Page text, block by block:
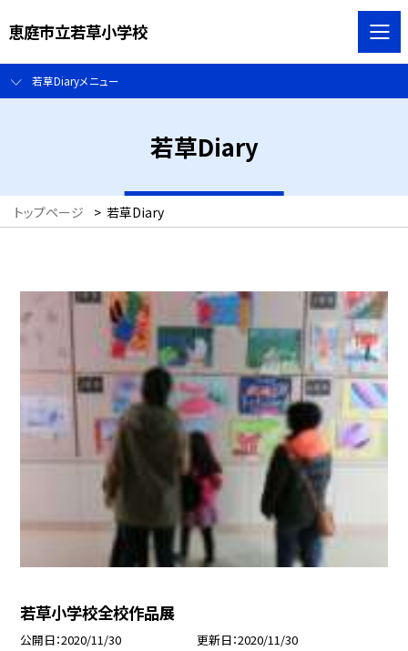
恵庭市立若草小学校
若草Diaryメニュー
若草Diary
トップページ > 若草Diary
若草小学校全校作品展
公開日 2020/11/30 更新日 2020/11/30